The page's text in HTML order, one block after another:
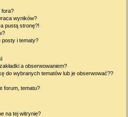
fora?
wyników?
pustą stronę?!
posty i tematy?
a obserwowaniem?
do wybranych tematów lub je obserwować??
forum, tematu?
na tej witrynie?